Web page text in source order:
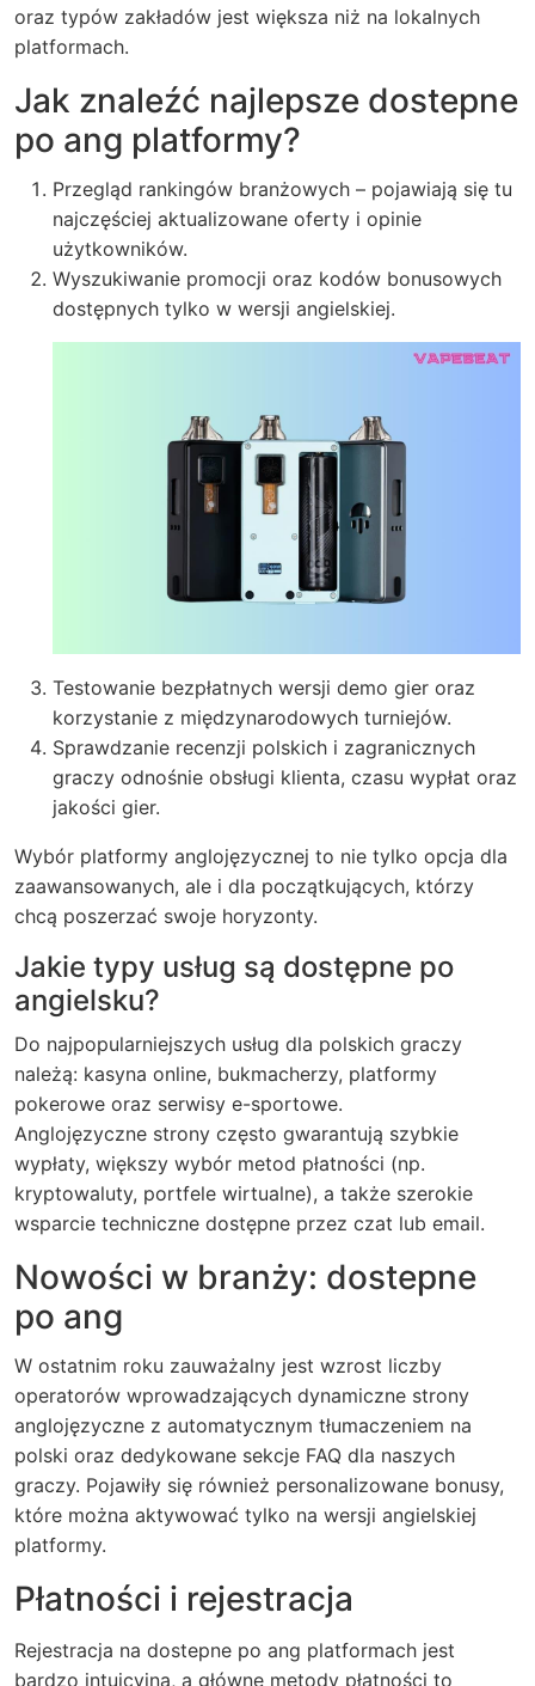
oraz typów zakładów jest większa niż na lokalnych
platformach.
Jak znaleźć najlepsze dostepne
po ang platformy?
Przegląd rankingów branżowych – pojawiają się tu
najczęściej aktualizowane oferty i opinie
użytkowników.
Wyszukiwanie promocji oraz kodów bonusowych
dostępnych tylko w wersji angielskiej.
Testowanie bezpłatnych wersji demo gier oraz
korzystanie z międzynarodowych turniejów.
Sprawdzanie recenzji polskich i zagranicznych
graczy odnośnie obsługi klienta, czasu wypłat oraz
jakości gier.
Wybór platformy anglojęzycznej to nie tylko opcja dla
zaawansowanych, ale i dla początkujących, którzy
chcą poszerzać swoje horyzonty.
Jakie typy usług są dostępne po
angielsku?
Do najpopularniejszych usług dla polskich graczy
należą: kasyna online, bukmacherzy, platformy
pokerowe oraz serwisy e-sportowe.
Anglojęzyczne strony często gwarantują szybkie
wypłaty, większy wybór metod płatności (np.
kryptowaluty, portfele wirtualne), a także szerokie
wsparcie techniczne dostępne przez czat lub email.
Nowości w branży: dostepne
po ang
W ostatnim roku zauważalny jest wzrost liczby
operatorów wprowadzających dynamiczne strony
anglojęzyczne z automatycznym tłumaczeniem na
polski oraz dedykowane sekcje FAQ dla naszych
graczy. Pojawiły się również personalizowane bonusy,
które można aktywować tylko na wersji angielskiej
platformy.
Płatności i rejestracja
Rejestracja na dostepne po ang platformach jest
bardzo intuicyjna, a główne metody płatności to